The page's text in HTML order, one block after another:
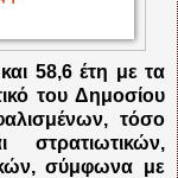
58,6 έτη με τα
του Δημοσίου
τόσο
σύμφωνα με